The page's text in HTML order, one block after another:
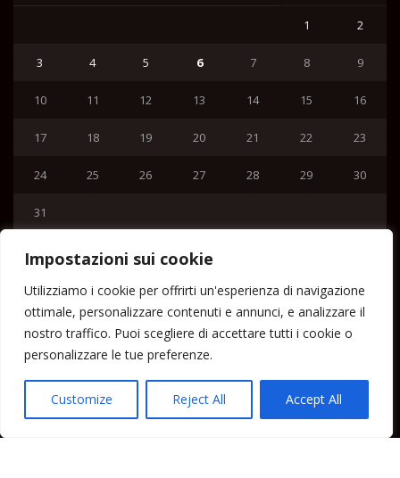
Impostazioni sui cookie
Utilizziamo i cookie per offrirti un'esperienza di navigazione
ottimale, personalizzare contenuti e annunci, e analizzare il
nostro traffico. Puoi scegliere di accettare tutti i cookie o
personalizzare le tue preferenze.
Customize Reject All Accept All
1 2
3 4 5 6 7 8 9
10 11 12 13 14 15 16
17 18 19 20 21 22 23
24 25 26 27 28 29 30
31
Home
Lipari News
Cronaca Lipari
Politica Lipari
Cultura Lipari